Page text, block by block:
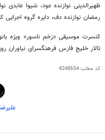
ظهیرالدینی نوازنده عود، شیوا عابدی
رمضان نوازنده دف، دایره گروه
تالار خلیج فارس فرهنگسرای نیاوران
کد مطلب4248654